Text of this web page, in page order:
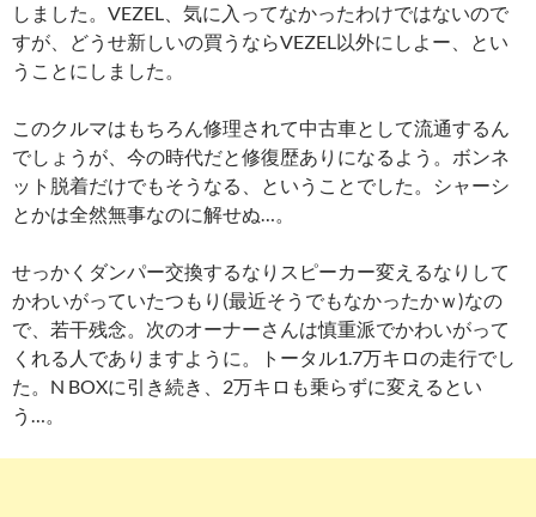
しました。VEZEL、気に入ってなかったわけではないので
すが、どうせ新しいの買うならVEZEL以外にしよー、とい
うことにしました。
このクルマはもちろん修理されて中古車として流通するん
でしょうが、今の時代だと修復歴ありになるよう。ボンネ
ット脱着だけでもそうなる、ということでした。シャーシ
とかは全然無事なのに解せぬ…。
せっかくダンパー交換するなりスピーカー変えるなりして
かわいがっていたつもり(最近そうでもなかったかｗ)なの
で、若干残念。次のオーナーさんは慎重派でかわいがって
くれる人でありますように。トータル1.7万キロの走行でし
た。N BOXに引き続き、2万キロも乗らずに変えるとい
う…。